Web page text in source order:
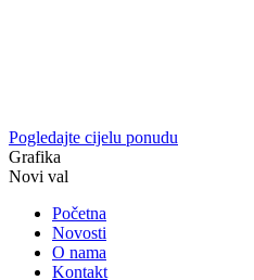
Pogledajte cijelu ponudu
Grafika
Novi val
Početna
Novosti
O nama
Kontakt